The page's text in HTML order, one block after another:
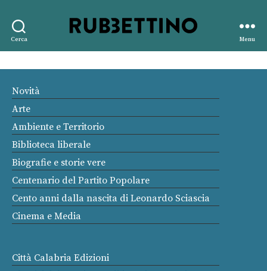
Cerca
editore
Menu
Novità
Arte
Ambiente e Territorio
Biblioteca liberale
Biografie e storie vere
Centenario del Partito Popolare
Cento anni dalla nascita di Leonardo Sciascia
Cinema e Media
Città Calabria Edizioni